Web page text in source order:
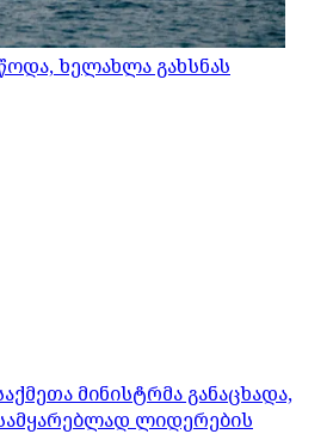
ხელახლა გახსნას
მინისტრმა განაცხადა,
ლიდერების